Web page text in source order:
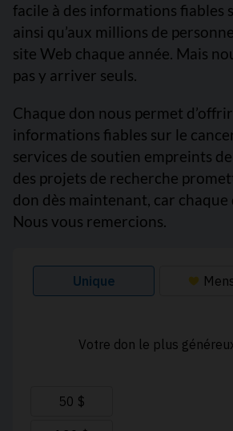
facile à des informations fiables
ainsi qu’aux millions de
site Web chaque année. Mais
pas y arriver seuls.
Chaque don nous permet
informations fiables sur le
services de soutien empreints
des projets de recherche
don dès maintenant, car
Nous vous remercions.